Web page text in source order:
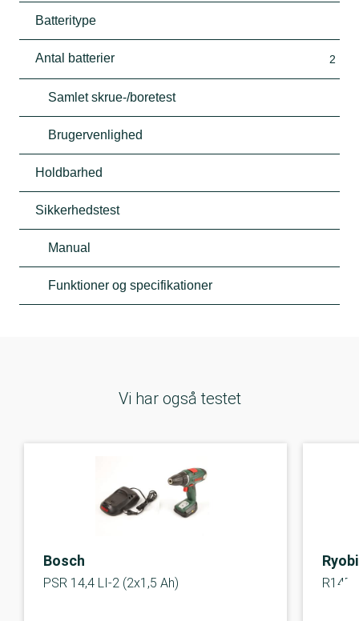
Batteritype
Antal batterier 2
Samlet skrue-/boretest
Brugervenlighed
Holdbarhed
Sikkerhedstest
Manual
Funktioner og specifikationer
Vi har også testet
Bosch
PSR 14,4 LI-2 (2x1,5 Ah)
Ryobi